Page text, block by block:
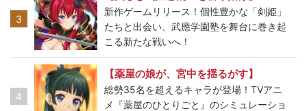
3
新作ゲームリリース！個性豊かな「剣姫」
たちと出会い、武應学園塾を舞台に巻き起
こる新たな戦いへ！
4
【薬屋の娘が、宮中を揺るがす】
総勢35名を超えるキャラが登場！TVアニ
メ『薬屋のひとりごと』のシミュレーショ